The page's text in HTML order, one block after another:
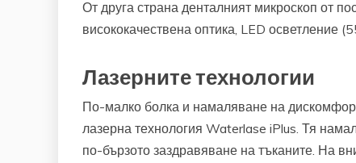
От друга страна денталният микроскоп от
висококачествена оптика, LED осветление
Лазерните технологии
По-малко болка и намаляване на
лазерна технология Waterlase iPlus. Тя
по-бързото заздравяване на тъканите. На